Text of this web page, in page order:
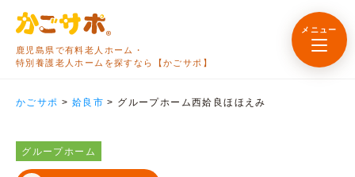
鹿児島県で有料老人ホーム・
特別養護老人ホームを探すなら【かごサポ】
メニュー
かごサポ > 姶良市 > グループホーム西姶良ほほえみ
グループホーム